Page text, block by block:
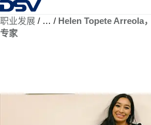
返回首页
职业发展 …
Helen Topete Arreola
专家